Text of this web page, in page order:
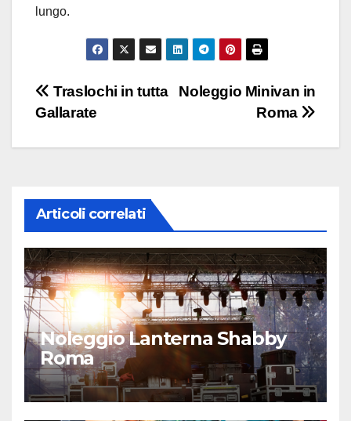
lungo.
NavigazioneNoleggio Minivan in
Roma
Traslochi in tutta
Gallarate
Articoli correlati
Noleggio Lanterna Shabby
Roma